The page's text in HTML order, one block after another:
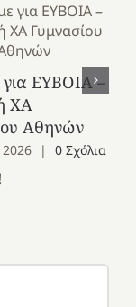
ΕΥΒΟΙΑ –
ΧΑ
Αθηνών
| 0 Σχόλια
!